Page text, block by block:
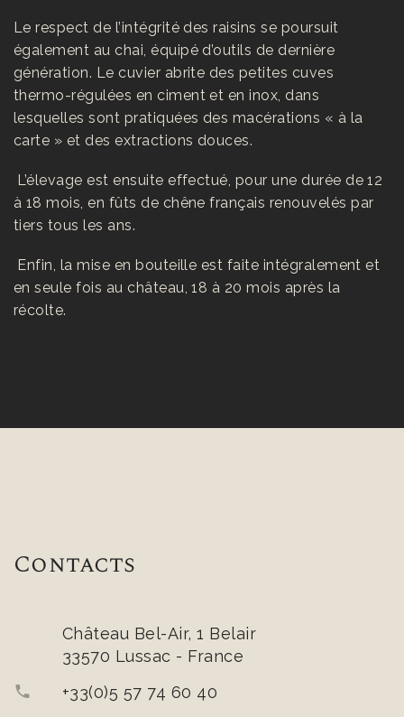
Le respect de l’intégrité des raisins se poursuit
également au chai, équipé d’outils de dernière
génération. Le cuvier abrite des petites cuves
thermo-régulées en ciment et en inox, dans
lesquelles sont pratiquées des macérations « à la
carte » et des extractions douces.
L’élevage est ensuite effectué, pour une durée de 12
à 18 mois, en fûts de chêne français renouvelés par
tiers tous les ans.
Enfin, la mise en bouteille est faite intégralement et
en seule fois au château, 18 à 20 mois après la
récolte.
Contacts
Château Bel-Air, 1 Belair
33570 Lussac - France
+33(0)5 57 74 60 40